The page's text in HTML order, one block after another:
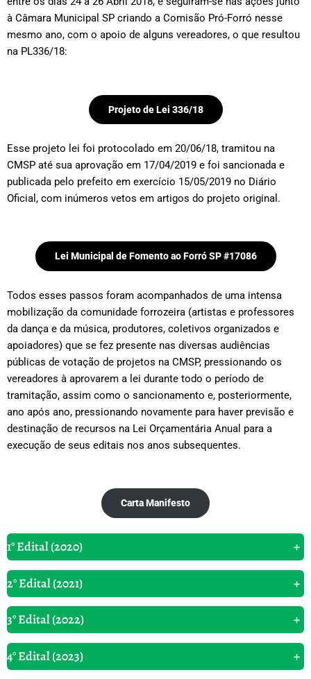
à Câmara Municipal SP criando a Comisão Pró-Forró nesse
mesmo ano, com o apoio de alguns vereadores, o que resultou
na PL336/18:
Projeto de Lei 336/18
Esse projeto lei foi protocolado em 20/06/18, tramitou na
CMSP até sua aprovação em 17/04/2019 e foi sancionada e
publicada pelo prefeito em exercício 15/05/2019 no Diário
Oficial, com inúmeros vetos em artigos do projeto original.
Lei Municipal de Fomento ao Forró SP #17086
Todos esses passos foram acompanhados de uma intensa
mobilização da comunidade forrozeira (artistas e professores
da dança e da música, produtores, coletivos organizados e
apoiadores) que se fez presente nas diversas audiências
públicas de votação de projetos na CMSP, pressionando os
vereadores à aprovarem a lei durante todo o período de
tramitação, assim como o sancionamento e, posteriormente,
ano após ano, pressionando novamente para haver previsão e
destinação de recursos na Lei Orçamentária Anual para a
execução de seus editais nos anos subsequentes.
Carta Manifesto
1° Edital (2020) +
2° Edital (2021) +
3° Edital (2022) +
4° Edital (2023) +